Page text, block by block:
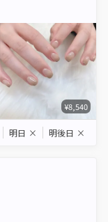
¥8,540
明日 × 明後日 ×